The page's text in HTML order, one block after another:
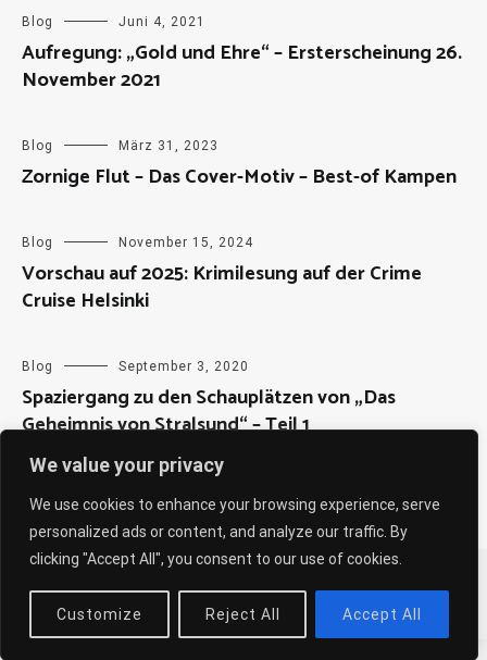
We value your privacy
We use cookies to enhance your browsing experience, serve
personalized ads or content, and analyze our traffic. By
clicking "Accept All", you consent to our use of cookies.
Customize Reject All Accept All
Blog Juni 4, 2021
Aufregung: „Gold und Ehre“ – Ersterscheinung 26.
November 2021
Blog März 31, 2023
Zornige Flut – Das Cover-Motiv – Best-of Kampen
Blog November 15, 2024
Vorschau auf 2025: Krimilesung auf der Crime
Cruise Helsinki
Blog September 3, 2020
Spaziergang zu den Schauplätzen von „Das
Geheimnis von Stralsund“ – Teil 1